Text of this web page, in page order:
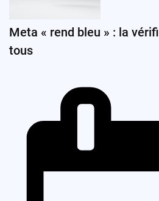
Meta « rend bleu » : la
tous